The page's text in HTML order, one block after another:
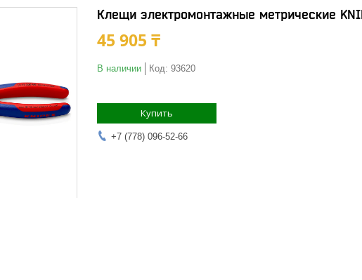
Клещи электромонтажные метрические
45 905 ₸
В наличии Код: 93620
Купить
+7 (778) 096-52-66